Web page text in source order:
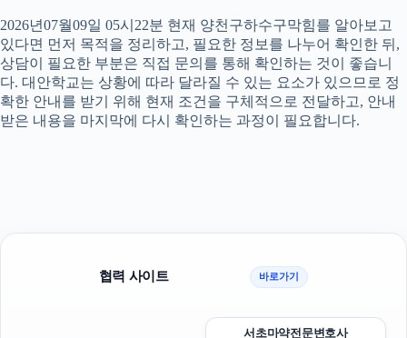
2026년07월09일 05시22분 현재 양천구하수구막힘를 알아보고
있다면 먼저 목적을 정리하고, 필요한 정보를 나누어 확인한 뒤,
상담이 필요한 부분은 직접 문의를 통해 확인하는 것이 좋습니
다. 대안학교는 상황에 따라 달라질 수 있는 요소가 있으므로 정
확한 안내를 받기 위해 현재 조건을 구체적으로 전달하고, 안내
받은 내용을 마지막에 다시 확인하는 과정이 필요합니다.
협력 사이트 바로가기
서초마약전문변호사